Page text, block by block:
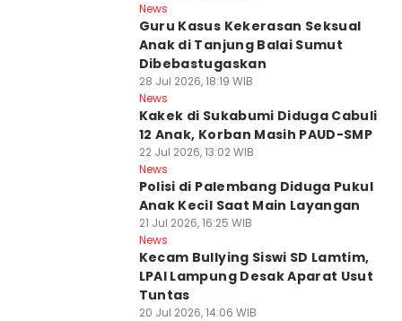
News
Guru Kasus Kekerasan Seksual
Anak di Tanjung Balai Sumut
Dibebastugaskan
28 Jul 2026, 18:19 WIB
News
Kakek di Sukabumi Diduga Cabuli
12 Anak, Korban Masih PAUD-SMP
22 Jul 2026, 13:02 WIB
News
Polisi di Palembang Diduga Pukul
Anak Kecil Saat Main Layangan
21 Jul 2026, 16:25 WIB
News
Kecam Bullying Siswi SD Lamtim,
LPAI Lampung Desak Aparat Usut
Tuntas
20 Jul 2026, 14:06 WIB